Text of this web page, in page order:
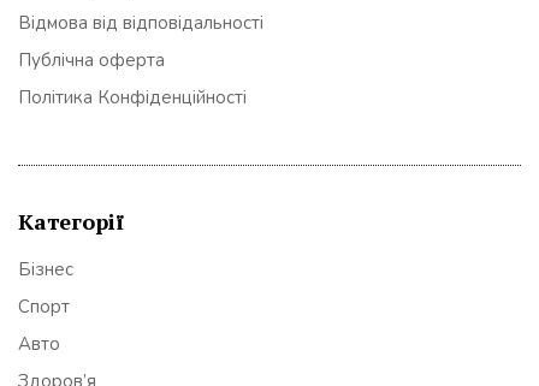
Відмова від відповідальності
Публічна оферта
Політика Конфіденційності
Категорії
Бізнес
Спорт
Авто
Здоров’я